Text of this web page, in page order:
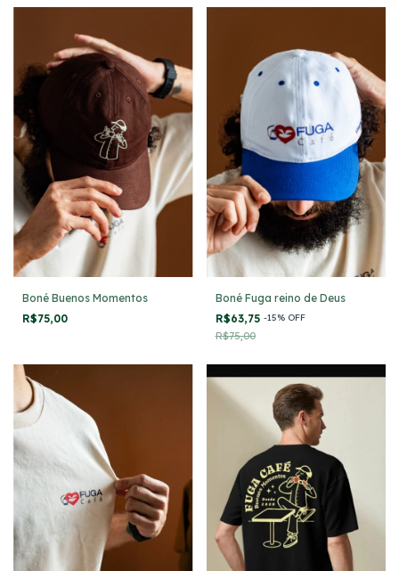
Boné Buenos Momentos
R$75,00
Boné Fuga reino de Deus
R$63,75 -15% OFF
R$75,00